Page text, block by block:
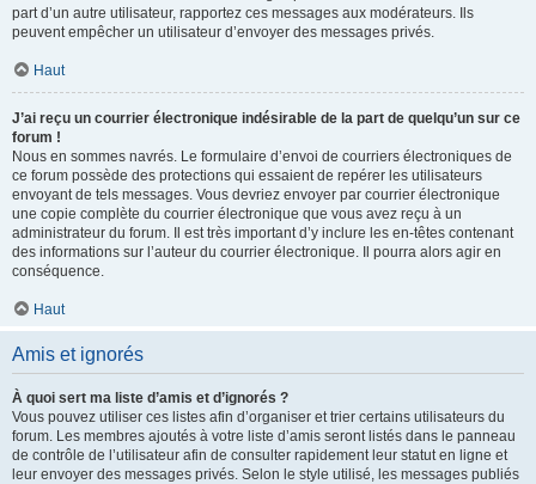
part d’un autre utilisateur, rapportez ces messages aux modérateurs. Ils
peuvent empêcher un utilisateur d’envoyer des messages privés.
Haut
J’ai reçu un courrier électronique indésirable de la part de quelqu’un sur ce
forum !
Nous en sommes navrés. Le formulaire d’envoi de courriers électroniques de
ce forum possède des protections qui essaient de repérer les utilisateurs
envoyant de tels messages. Vous devriez envoyer par courrier électronique
une copie complète du courrier électronique que vous avez reçu à un
administrateur du forum. Il est très important d’y inclure les en-têtes contenant
des informations sur l’auteur du courrier électronique. Il pourra alors agir en
conséquence.
Haut
Amis et ignorés
À quoi sert ma liste d’amis et d’ignorés ?
Vous pouvez utiliser ces listes afin d’organiser et trier certains utilisateurs du
forum. Les membres ajoutés à votre liste d’amis seront listés dans le panneau
de contrôle de l’utilisateur afin de consulter rapidement leur statut en ligne et
leur envoyer des messages privés. Selon le style utilisé, les messages publiés